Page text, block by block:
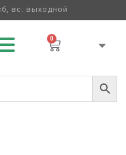
вс: выходной
0